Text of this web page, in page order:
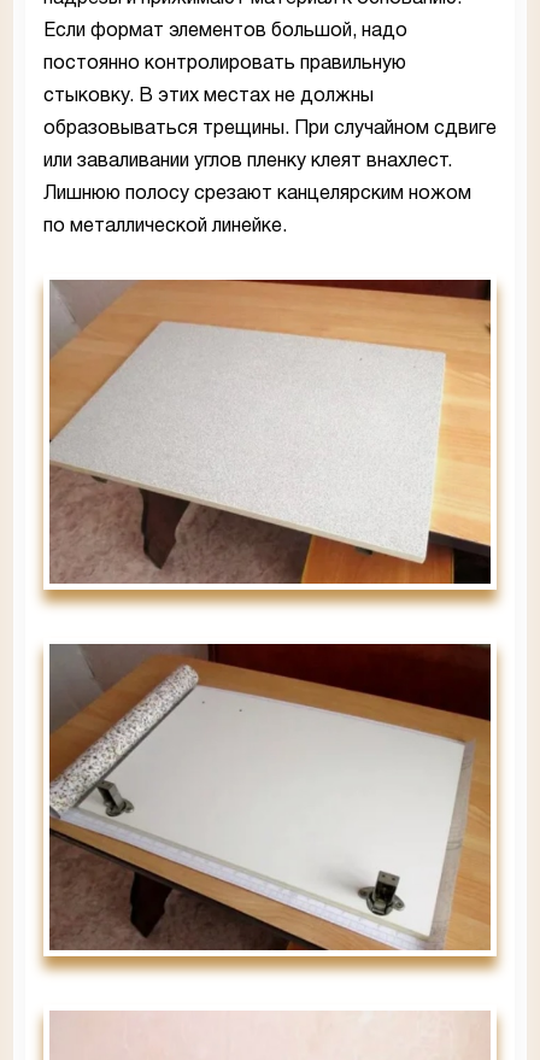
Если формат элементов большой, надо
постоянно контролировать правильную
стыковку. В этих местах не должны
образовываться трещины. При случайном сдвиге
или заваливании углов пленку клеят внахлест.
Лишнюю полосу срезают канцелярским ножом
по металлической линейке.